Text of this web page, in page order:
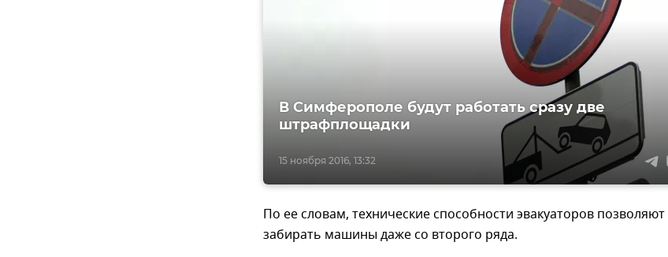
15 ноября 2016, 13:32
В Симферополе будут работать сразу две
штрафплощадки
По ее словам, технические способности эвакуаторов
забирать машины даже со второго ряда.